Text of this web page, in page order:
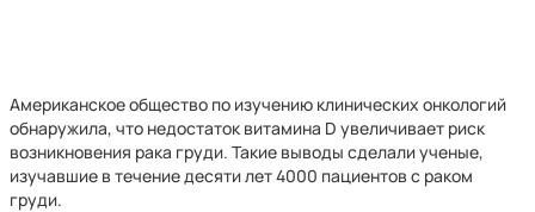
Американское общество по изучению клинических онкологий
обнаружила, что недостаток витамина D увеличивает риск
возникновения рака груди. Такие выводы сделали ученые,
изучавшие в течение десяти лет 4000 пациентов с раком
груди.